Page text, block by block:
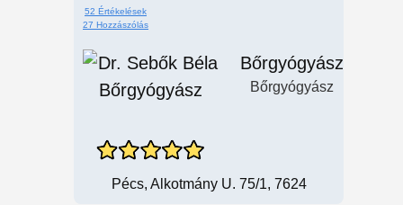
52 Értékelések
27 Hozzászólás
Bőrgyógyász
Bőrgyógyász
Pécs, Alkotmány U. 75/1, 7624